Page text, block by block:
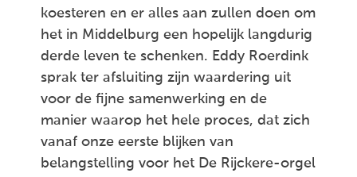
koesteren en er alles aan zullen doen om
het in Middelburg een hopelijk langdurig
derde leven te schenken. Eddy Roerdink
sprak ter afsluiting zijn waardering uit
voor de fijne samenwerking en de
manier waarop het hele proces, dat zich
vanaf onze eerste blijken van
belangstelling voor het De Rijckere-orgel